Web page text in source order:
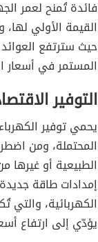
فائدة تُمنح لعمر
القيمة الأولي لها،
حيث سترتفع العوائد
المستمر في أسعار
التوفير
يحمي توفير
المحتملة، ومن
الطبيعية أو غيرها
إمدادات طاقة
الكهربائية، والتي
يؤدّي إلى ارتفاع